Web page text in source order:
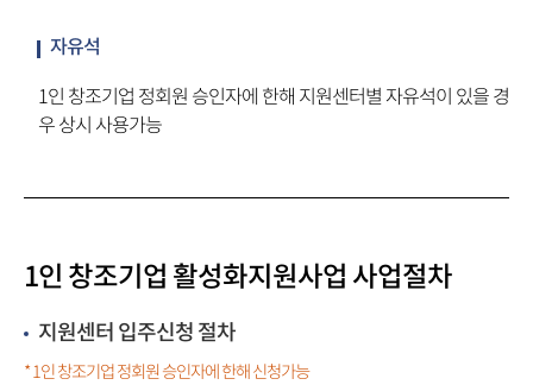
자유석
1인 창조기업 정회원 승인자에 한해 지원센터별 자유석이 있을 경
우 상시 사용가능
1인 창조기업 활성화지원사업 사업절차
지원센터 입주신청 절차
* 1인 창조기업 정회원 승인자에 한해 신청가능